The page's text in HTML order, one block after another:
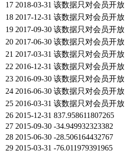
17 2018-03-31 该数据只对会员开放
18 2017-12-31 该数据只对会员开放
19 2017-09-30 该数据只对会员开放
20 2017-06-30 该数据只对会员开放
21 2017-03-31 该数据只对会员开放
22 2016-12-31 该数据只对会员开放
23 2016-09-30 该数据只对会员开放
24 2016-06-30 该数据只对会员开放
25 2016-03-31 该数据只对会员开放
26 2015-12-31 837.958611807265
27 2015-09-30 -34.949932323382
28 2015-06-30 -28.506164432767
29 2015-03-31 -76.011979391965